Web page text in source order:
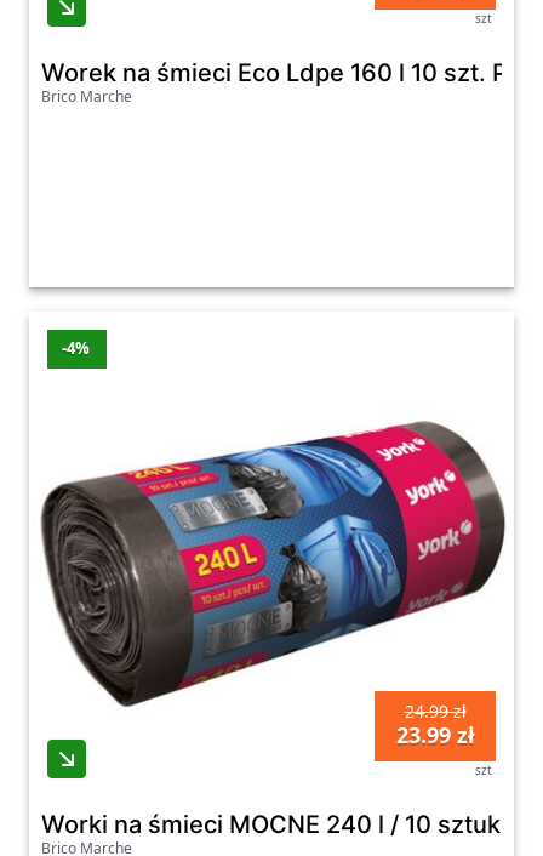
szt
Worek na śmieci Eco Ldpe 160 l 10 szt.
Brico Marche
-4%
24.99 zł
23.99 zł
szt
Worki na śmieci MOCNE 240 l / 10 sztuk
Brico Marche